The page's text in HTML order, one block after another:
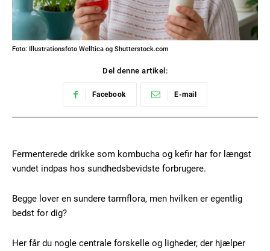
Foto: Illustrationsfoto Welltica og Shutterstock.com
Del denne artikel:
Facebook E-mail
Fermenterede drikke som kombucha og kefir har for længst
vundet indpas hos sundhedsbevidste forbrugere.
Begge lover en sundere tarmflora, men hvilken er egentlig
bedst for dig?
Her får du nogle centrale forskelle og ligheder, der hjælper